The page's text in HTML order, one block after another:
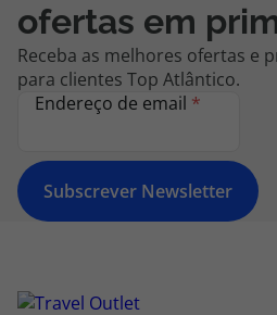
ofertas em
Receba as melhores ofertas e
para clientes Top Atlântico.
Endereço de email *
Subscrever Newsletter